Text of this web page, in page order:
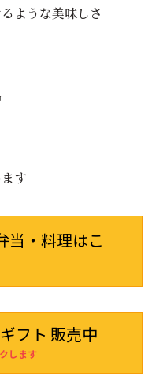
ような美味しさ
す
当・料理はこ
フト 販売中
します